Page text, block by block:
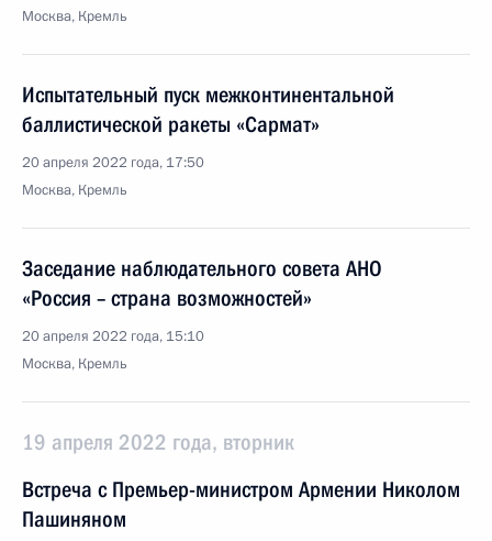
Москва, Кремль
Испытательный пуск межконтинентальной
баллистической ракеты «Сармат»
20 апреля 2022 года, 17:50
Москва, Кремль
Заседание наблюдательного совета АНО
«Россия – страна возможностей»
20 апреля 2022 года, 15:10
Москва, Кремль
19 апреля 2022 года, вторник
Встреча с Премьер-министром Армении Николом
Пашиняном